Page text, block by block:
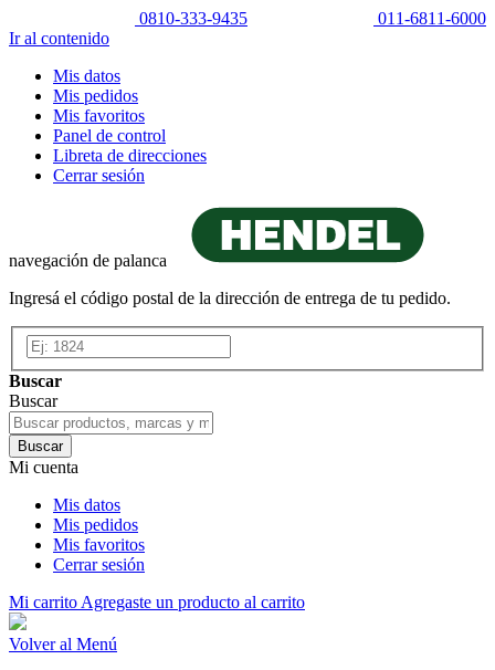
0810-333-9435
011-6811-6000
Ir al contenido
Mis datos
Mis pedidos
Mis favoritos
Panel de control
Libreta de direcciones
Cerrar sesión
navegación de palanca
Ingresá el código postal de la dirección de entrega de tu pedido.
Buscar
Buscar
Buscar
Mi cuenta
Mis datos
Mis pedidos
Mis favoritos
Cerrar sesión
Mi carrito Agregaste un producto al carrito
Volver al Menú